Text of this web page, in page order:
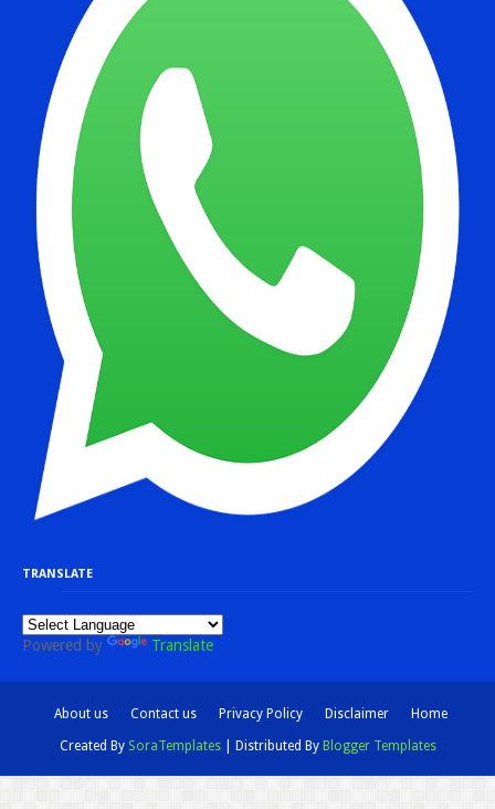
TRANSLATE
Powered by Translate
About us Contact us Privacy Policy Disclaimer Home
Created By SoraTemplates| Distributed By Blogger Templates